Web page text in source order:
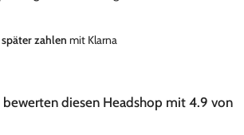
später zahlen mit Klarna
bewerten diesen Headshop mit 4.9 von